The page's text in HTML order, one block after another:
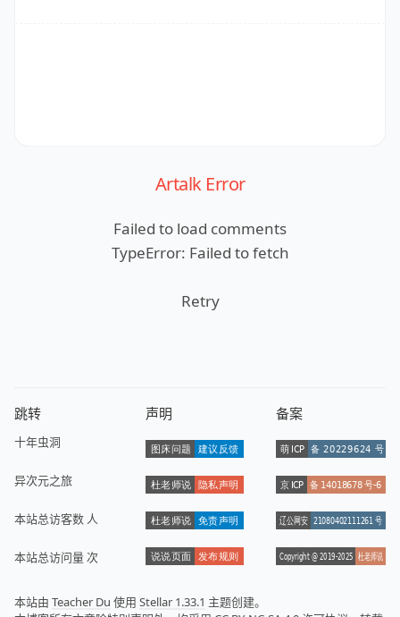
Artalk Error
Failed to load comments
TypeError: Failed to fetch
Retry
跳转
十年虫洞
异次元之旅
本站总访客数 人
本站总访问量次
声明 备案
本站由 Teacher Du 使用 Stellar 1.33.1 主题创建。